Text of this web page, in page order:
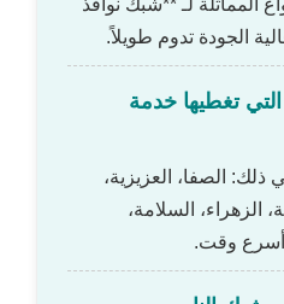
الجودة تدوم طويلاً.
تغطيها خدمة
ذلك: الصفا، العزيزية،
الزهراء، السلامة،
أسرع وقت.